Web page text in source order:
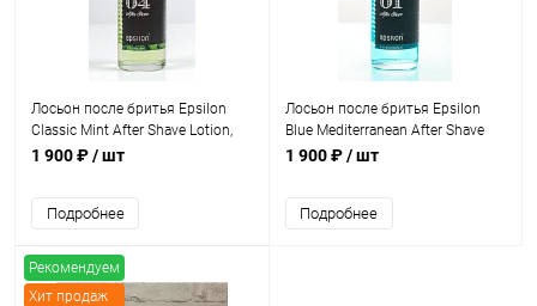
Лосьон после бритья Epsilon
Classic Mint After Shave Lotion,
100 мл
1 900 ₽/ шт
Подробнее
Лосьон после бритья Epsilon
Blue Mediterranean After Shave
Lotion, 100 мл
1 900 ₽/ шт
Подробнее
Рекомендуем
Хит продаж